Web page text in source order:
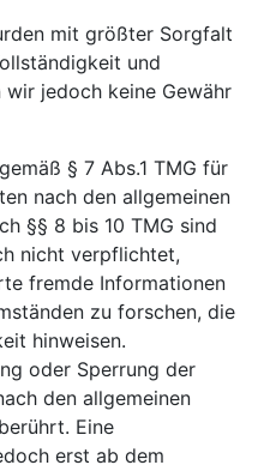
mit größter Sorgfalt
und
jedoch keine Gewähr
§ 7 Abs.1 TMG für
nach den allgemeinen
§§ 8 bis 10 TMG sind
nicht verpflichtet,
fremde Informationen
zu forschen, die
hinweisen.
oder Sperrung der
den allgemeinen
Eine
erst ab dem